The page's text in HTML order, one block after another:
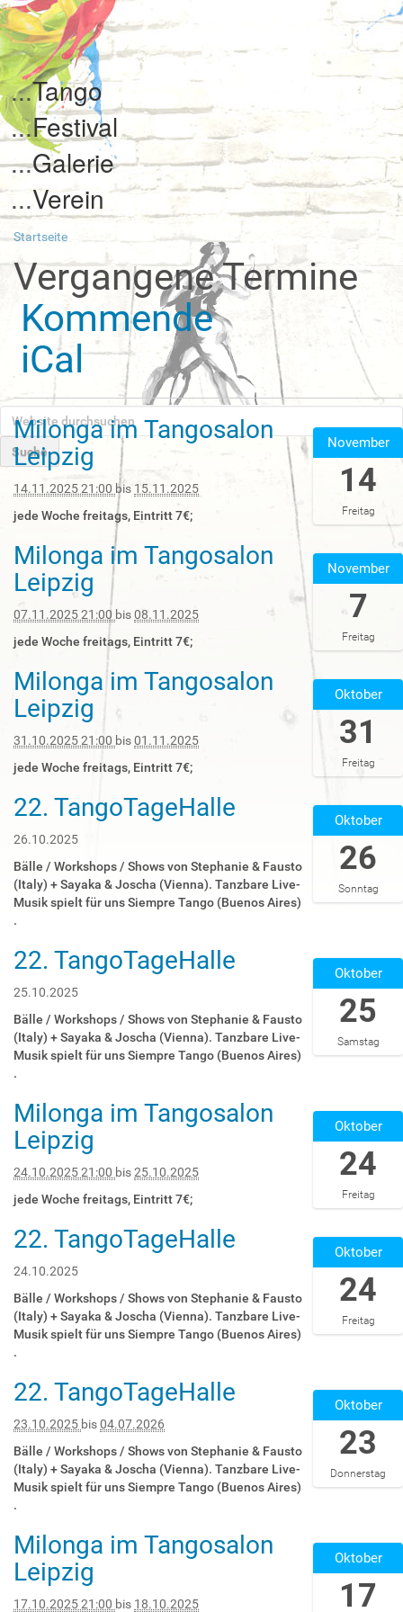
Tango
Festival
Galerie
Verein
Startseite
Vergangene Termine
Kommende
iCal
2
0
2
-
1
-
1
4
2
1
0
0
0
+
1
:
0
2
0
2
5
1
-
1
5
T
:
5
9
5
9
0
1
:
0
"
T
a
g
s
a
l
o
e
i
p
November
14
Freitag
Milonga im Tangosalon
Leipzig
14.11.2025 21:00 bis 15.11.2025
jede Woche freitags, Eintritt 7€;
2
0
2
-
1
-
0
7
2
1
0
0
:
0
+
0
1
0
2
0
2
5
1
-
0
T
2
:
5
9
5
9
+
0
:
0
"
T
a
o
s
a
November
7
Freitag
Milonga im Tangosalon
Leipzig
07.11.2025 21:00 bis08.11.2025
jede Woche freitags, Eintritt 7€;
2
0
2
-
1
-
3
1
2
1
:
0
:
0
+
0
1
0
2
0
5
-
1
-
0
T
2
0
:
9
5
9
+
0
0
0
Oktober
31
Freitag
Milonga im Tangosalon
Leipzig
31.10.2025 21:00 bis01.11.2025
jede Woche freitags, Eintritt 7€;
2
0
2
-
1
0
-
6
0
0
:
0
0
0
+
2
:
0
2
0
5
-
1
0
2
T
2
3
:
:
5
9
Oktober
26
Sonntag
22. TangoTageHalle
26.10.2025
Bälle / Workshops / Shows von Stephanie & Fausto
(Italy) + Sayaka & Joscha (Vienna). Tanzbare Live-
Musik spielt für uns Siempre Tango (Buenos Aires)
.
2
0
2
-
1
0
-
T
0
0
0
:
0
+
0
2
0
2
0
5
-
1
0
5
T
2
Oktober
25
Samstag
22. TangoTageHalle
25.10.2025
Bälle / Workshops / Shows von Stephanie & Fausto
(Italy) + Sayaka & Joscha (Vienna). Tanzbare Live-
Musik spielt für uns Siempre Tango (Buenos Aires)
.
2
0
2
-
1
-
2
4
2
1
:
0
:
0
+
0
2
0
2
0
Oktober
24
Freitag
Milonga im Tangosalon
Leipzig
24.10.2025 21:00 bis25.10.2025
jede Woche freitags, Eintritt 7€;
2
0
2
-
1
0
-
4
0
0
:
0
0
0
+
Oktober
24
Freitag
22. TangoTageHalle
24.10.2025
Bälle / Workshops / Shows von Stephanie & Fausto
(Italy) + Sayaka & Joscha (Vienna). Tanzbare Live-
Musik spielt für uns Siempre Tango (Buenos Aires)
.
2
0
2
-
1
0
-
T
0
0
Oktober
23
Donnerstag
22. TangoTageHalle
23.10.2025 bis04.07.2026
Bälle / Workshops / Shows von Stephanie & Fausto
(Italy) + Sayaka & Joscha (Vienna). Tanzbare Live-
Musik spielt für uns Siempre Tango (Buenos Aires)
.
2
0
2
Oktober
17
Milonga im Tangosalon
Leipzig
17.10.2025 21:00 bis 18.10.2025